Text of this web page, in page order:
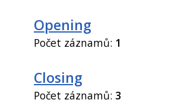
Opening
Počet záznamů: 1
Closing
Počet záznamů: 3